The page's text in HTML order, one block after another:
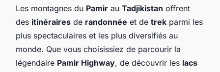
Les montagnes du Pamir au Tadjikistan offrent
des itinéraires de randonnée et de trek parmi les
plus spectaculaires et les plus diversifiés au
monde. Que vous choisissiez de parcourir la
légendaire Pamir Highway, de découvrir les lacs